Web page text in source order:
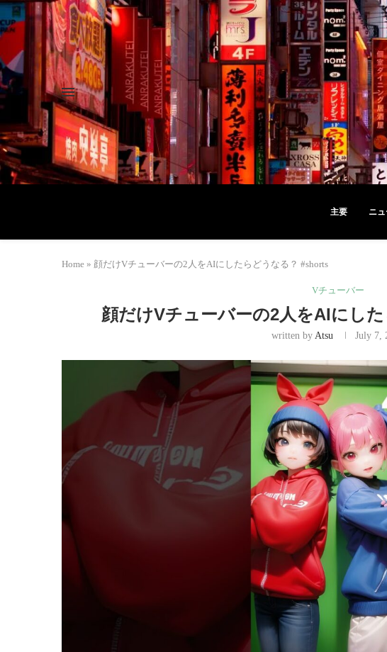
主要 ニ
Home » 顔だけVチューバーの2人をAIにしたらどうなる？ #shorts
Vチューバー
顔だけVチューバーの2人をAIにし
written by Atsu July 7,